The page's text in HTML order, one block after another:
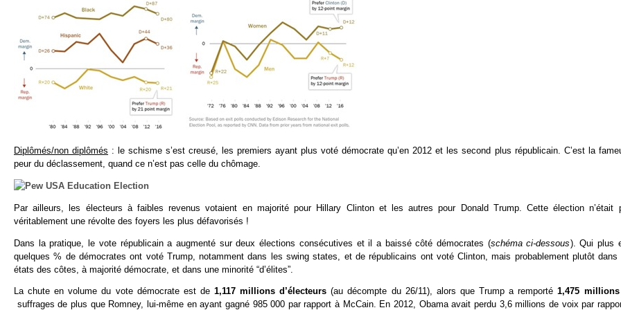
Diplômés/non diplômés : le schisme s’est creusé, les premiers ayant plus voté démocrate qu’en 2012 et les second plus républicain. C’est la
peur du déclassement, quand ce n’est pas celle du chômage.
Par ailleurs, les électeurs à faibles revenus votaient en majorité pour Hillary Clinton et les autres pour Donald Trump. Cette élection n’était
véritablement une révolte des foyers les plus défavorisés !
Dans la pratique, le vote républicain a augmenté sur deux élections consécutives et il a baissé côté démocrates (schéma ci-dessous). Qui plus
quelques % de démocrates ont voté Trump, notamment dans les swing states, et de républicains ont voté Clinton, mais probablement plutôt dans
états des côtes, à majorité démocrate, et dans une minorité “d’élites”.
La chute en volume du vote démocrate est de1,117 millions d’électeurs(au décompte du 26/11), alors que Trump a remporté1,475 millions
suffrages de plus que Romney, lui-même en ayant gagné 985 000 par rapport à McCain. En 2012, Obama avait perdu 3,6 millions de voix par